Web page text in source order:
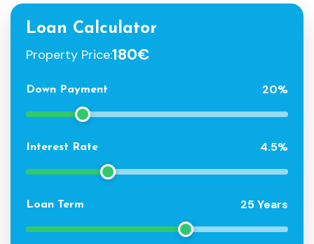
Loan Calculator
Property Price:180€
Down Payment 20%
Interest Rate 4.5%
Loan Term 25 Years